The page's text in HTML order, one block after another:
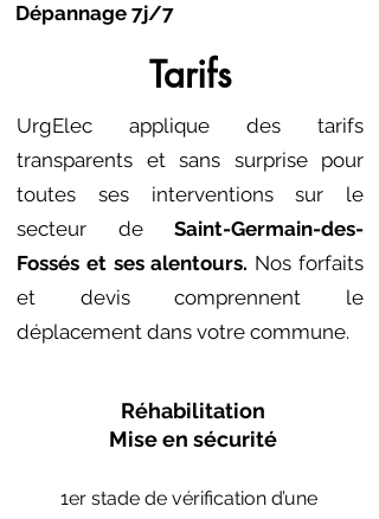
Dépannage 7j/7
Tarifs
UrgElec applique des tarifs
transparents et sans surprise pour
toutes ses interventions sur le
secteur de Saint-Germain-des-
Fossés et ses alentours. Nos forfaits
et devis comprennent le
déplacement dans votre commune.
Réhabilitation
Mise en sécurité
1er stade de vérification d’une